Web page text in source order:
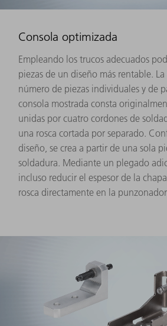
Consola optimizada
Empleando los trucos adecuados
piezas de un diseño más rentable.
número de piezas individuales y de
consola mostrada consta
unidas por cuatro cordones de
una rosca cortada por separado.
diseño, se crea a partir de una sola
soldadura. Mediante un plegado
incluso reducir el espesor de la
rosca directamente en la